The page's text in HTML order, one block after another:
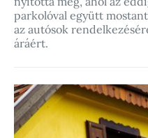
parkolóval együtt
az autósok
áráért.